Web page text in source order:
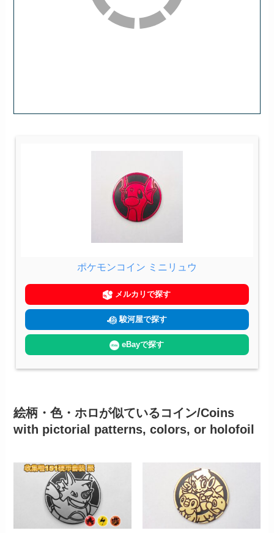
ポケモンコイン ミニリュウ
メルカリで探す
駿河屋で探す
eBayで探す
絵柄・色・ホロが似ているコイン/Coins
with pictorial patterns, colors, or holofoil